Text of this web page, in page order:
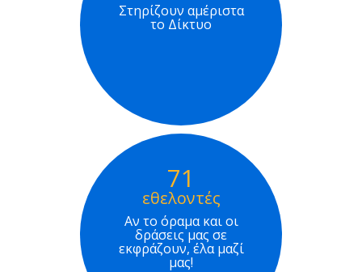
Στηρίζουν αμέριστα
το Δίκτυο
71
εθελοντές
Αν το όραμα και οι
δράσεις μας σε
εκφράζουν, έλα μαζί
μας!